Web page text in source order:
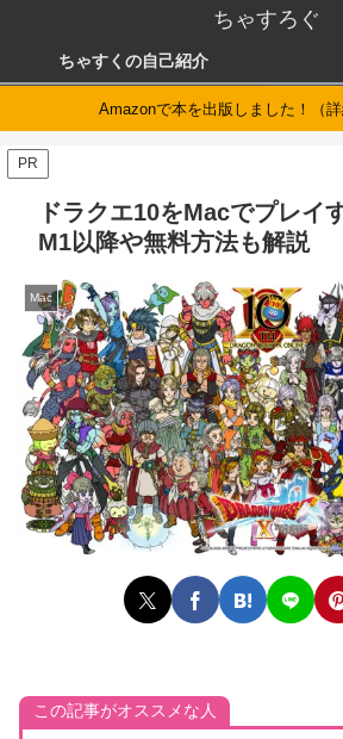
ちゃすろぐ
ちゃすくの自己紹介
Amazonで本を出版しました！（詳
PR
ドラクエ10をMacでプレイ
M1以降や無料方法も解説
Mac
この記事がオススメな人